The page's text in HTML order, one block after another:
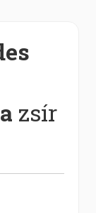
zsír